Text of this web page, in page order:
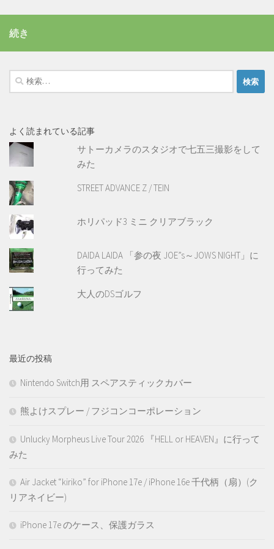
続き
検
索:
よく読まれている記事
サトーカメラのスタジオで七五三撮影をして
みた
STREET ADVANCE Z / TEIN
ホリパッド3 ミニ クリアブラック
DAIDA LAIDA 「参の夜 JOE”s～JOWS NIGHT」に
行ってみた
大人のDSゴルフ
最近の投稿
Nintendo Switch用 スペアスティックカバー
熊よけスプレー / フジコンコーポレーション
Unlucky Morpheus Live Tour 2026 『HELL or HEAVEN』に行って
みた
Air Jacket “kiriko” for iPhone 17e / iPhone 16e 千代柄（扇）(ク
リアネイビー)
iPhone 17e のケース、保護ガラス